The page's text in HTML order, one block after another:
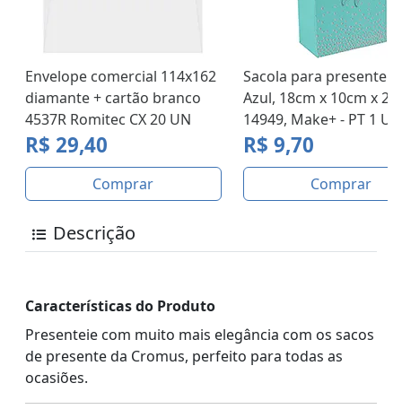
Envelope comercial 114x162
diamante + cartão branco
4537R Romitec CX 20 UN
R$ 29,40
Comprar
Sacola para presente
Azul, 18cm x 10cm x
14949, Make+ - PT 1 UN
R$ 9,70
Comprar
Descrição
Características do Produto
Presenteie com muito mais elegância com os sacos
de presente da Cromus, perfeito para todas as
ocasiões.